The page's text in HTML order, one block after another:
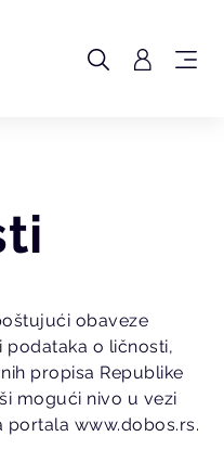
obaveze
podataka o ličnosti,
propisa Republike
mogući nivo u vezi
portala www.dobos.rs.